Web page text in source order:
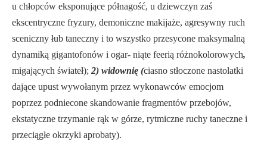
u chłopców eksponujące półnagość, u dziewczyn zaś
ekscentryczne fryzury, demoniczne makijaże, agresywny ruch
sceniczny łub taneczny i to wszystko przesycone maksymalną
dynamiką gigantofonów i ogar- niąte feerią różnokolorowych,
migających świateł); 2) widownię (ciasno stłoczone nastolatki
dające upust wywołanym przez wykonawców emocjom
poprzez podniecone skandowanie fragmentów przebojów,
ekstatyczne trzymanie rąk w górze, rytmiczne ruchy taneczne i
przeciągłe okrzyki aprobaty).